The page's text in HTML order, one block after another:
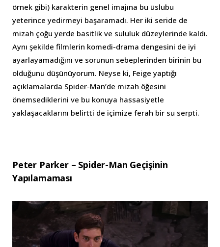
örnek gibi) karakterin genel imajına bu üslubu
yeterince yedirmeyi başaramadı. Her iki seride de
mizah çoğu yerde basitlik ve sululuk düzeylerinde kaldı.
Aynı şekilde filmlerin komedi-drama dengesini de iyi
ayarlayamadığını ve sorunun sebeplerinden birinin bu
olduğunu düşünüyorum. Neyse ki, Feige yaptığı
açıklamalarda Spider-Man’de mizah öğesini
önemsediklerini ve bu konuya hassasiyetle
yaklaşacaklarını belirtti de içimize ferah bir su serpti.
Peter Parker – Spider-Man Geçişinin
Yapılamaması